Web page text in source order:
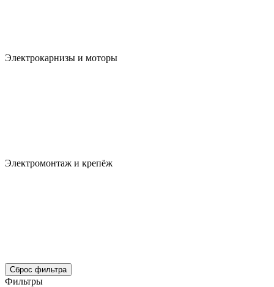
Электрокарнизы и моторы
Электромонтаж и крепёж
Сброс фильтра
Фильтры